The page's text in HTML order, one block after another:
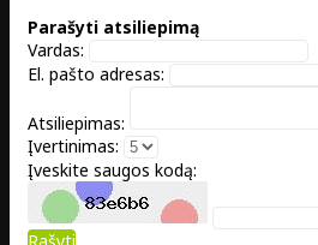
Parašyti atsiliepimą
Vardas:
El. pašto adresas:
Atsiliepimas:
Įvertinimas:
Įveskite saugos kodą: